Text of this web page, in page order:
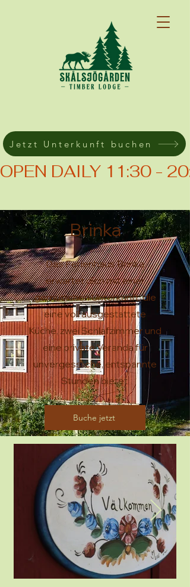
Jetzt Unterkunft buchen
OPEN DAILY 11:30 -
Brinka
Das Ferienhaus Brinka
erwartet dich mit einer
gemütlichen Unterkunft, die
eine voll ausgestattete
Küche, zwei Schlafzimmer und
eine private Veranda für
unvergessliche, entspannte
Stunden bietet.
Buche jetzt